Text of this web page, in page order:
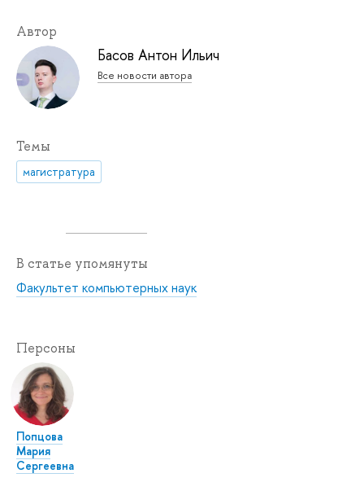
Автор
Басов Антон Ильич
Все новости автора
Темы
магистратура
В статье упомянуты
Факультет компьютерных наук
Персоны
Попцова
Мария
Сергеевна